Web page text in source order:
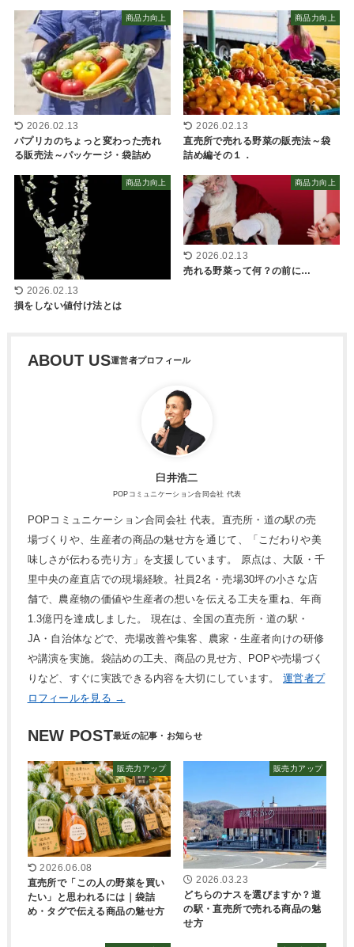
商品力向上
2026.02.13
パプリカのちょっと変わった売れ
る販売法～パッケージ・袋詰め
商品力向上
2026.02.13
直売所で売れる野菜の販売法～袋
詰め編その１．
商品力向上
2026.02.13
損をしない値付け法とは
商品力向上
2026.02.13
売れる野菜って何？の前に…
ABOUT US
臼井浩二
POPコミュニケーション合同会社 代表
POPコミュニケーション合同会社 代表。直売所・道の駅の売
場づくりや、生産者の商品の魅せ方を通じて、「こだわりや美
味しさが伝わる売り方」を支援しています。 原点は、大阪・千
里中央の産直店での現場経験。社員2名・売場30坪の小さな店
舗で、農産物の価値や生産者の想いを伝える工夫を重ね、年商
1.3億円を達成しました。 現在は、全国の直売所・道の駅・
JA・自治体などで、売場改善や集客、農家・生産者向けの研修
や講演を実施。袋詰めの工夫、商品の見せ方、POPや売場づく
りなど、すぐに実践できる内容を大切にしています。運営者プ
ロフィールを見る →
NEW POST
販売力アップ
2026.06.08
直売所で「この人の野菜を買い
たい」と思われるには｜袋詰
め・タグで伝える商品の魅せ方
販売力アップ
2026.03.23
どちらのナスを選びますか？道
の駅・直売所で売れる商品の魅
せ方